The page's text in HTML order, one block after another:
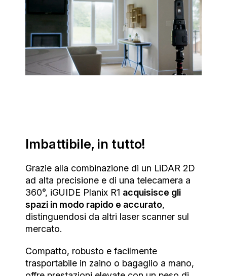
Imbattibile, in tutto!
Grazie alla combinazione di un LiDAR 2D
ad alta precisione e di una telecamera a
360°, iGUIDE Planix R1 acquisisce gli
spazi in modo rapido e accurato,
distinguendosi da altri laser scanner sul
mercato.
Compatto, robusto e facilmente
trasportabile in zaino o bagaglio a mano,